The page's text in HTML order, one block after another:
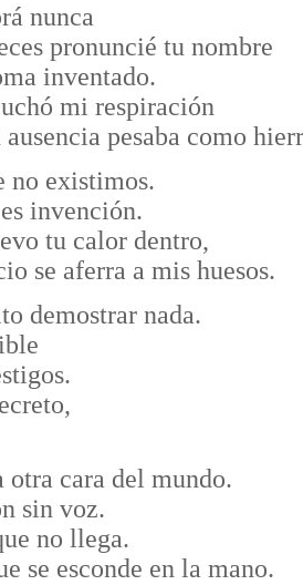
nunca
pronuncié tu nombre
inventado.
mi respiración
ausencia pesaba como
no existimos.
invención.
tu calor dentro,
se aferra a mis huesos.
demostrar nada.
otra cara del mundo.
sin voz.
no llega.
se esconde en la mano.